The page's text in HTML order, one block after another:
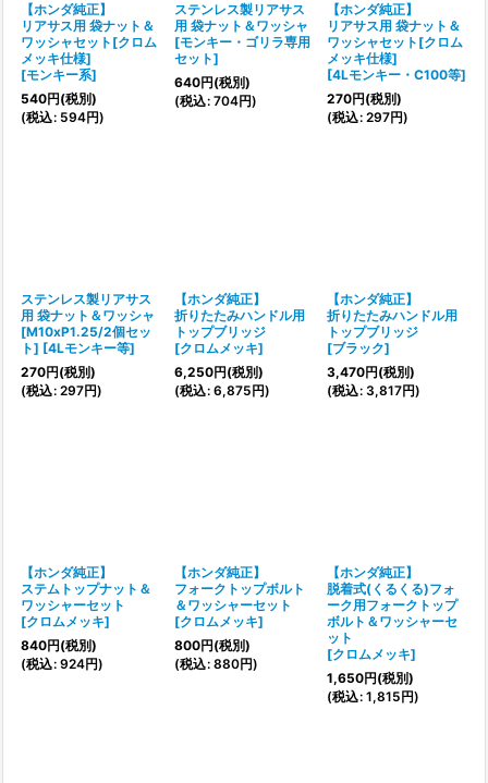
【ホンダ純正】
リアサス用 袋ナット＆
ワッシャセット[クロム
メッキ仕様]
[モンキー系]
540円(税別)
(税込: 594円)
ステンレス製リアサス
用 袋ナット＆ワッシャ
[モンキー・ゴリラ専用
セット]
640円(税別)
(税込: 704円)
【ホンダ純正】
リアサス用 袋ナット＆
ワッシャセット[クロム
メッキ仕様]
[4Lモンキー・C100等]
270円(税別)
(税込: 297円)
ステンレス製リアサス
用 袋ナット＆ワッシャ
[M10xP1.25/2個セッ
ト] [4Lモンキー等]
270円(税別)
(税込: 297円)
【ホンダ純正】
折りたたみハンドル用
トップブリッジ
[クロムメッキ]
6,250円(税別)
(税込: 6,875円)
【ホンダ純正】
折りたたみハンドル用
トップブリッジ
[ブラック]
3,470円(税別)
(税込: 3,817円)
【ホンダ純正】
ステムトップナット＆
ワッシャーセット
[クロムメッキ]
840円(税別)
(税込: 924円)
【ホンダ純正】
フォークトップボルト
＆ワッシャーセット
[クロムメッキ]
800円(税別)
(税込: 880円)
【ホンダ純正】
脱着式(くるくる)フォ
ーク用フォークトップ
ボルト＆ワッシャーセ
ット
[クロムメッキ]
1,650円(税別)
(税込: 1,815円)